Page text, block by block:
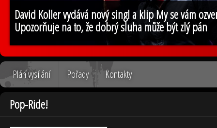
David Koller vydává nový singl a klip My se vám
Upozorňuje na to, že dobrý sluha může být zlý pán
Plán vysílání Pořady Kontakty
Pop-Ride!